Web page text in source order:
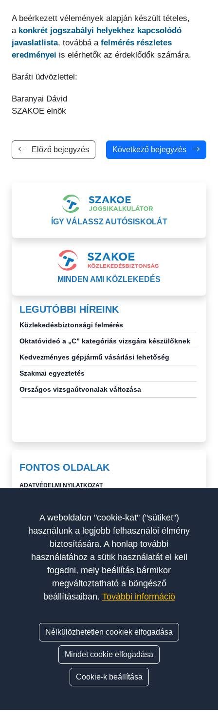
A beérkezett vélemények alapján készült tételes,
a konkrét jogszabályi helyekhez kapcsolódó
javaslatlista, továbbá a felmérés részletes
eredményei is elérhetők az érdeklődők számára.
Baráti üdvözlettel:
Baranyai Dávid
SZAKOE elnök
Előző bejegyzés Következő bejegyzés
ÍGY VÁLASSZ AUTÓSISKOLÁT
MINDEN AMI KÖZLEKEDÉS
LEGUTÓBBI HÍREINK
Közlekedésbiztonsági felmérés
Oktatóvideó a „C” kategóriás vizsgára készülőknek
Kedvezményes gépjármű vásárlási lehetőség
Szakmai egyeztetés
Országos vizsgaútvonalak változása
FONTOS OLDALAK
ADATVÉDELMI NYILATKOZAT
A weboldalon "cookie-kat" ("sütiket")
használunk a legjobb felhasználói élmény
biztosítására. A honlap további
használatához a sütik használatát el kell
fogadni, mely beállítás bármikor
megváltoztatható a böngésző
beállításaiban. További információ
Nélkülözhetetlen cookiek elfogadása
Mindet cookie elfogadása
Cookie-k beállítása
A Szakoktatók Országos Egyesülete a magyar autósiskolák és
szakoktatók érdekképviseletét, szakmai fejlődését és etikus
működését támogató szervezet.
© 2026 SZAKOE - Szakoktatók Országos Egyesülete. Minden jog